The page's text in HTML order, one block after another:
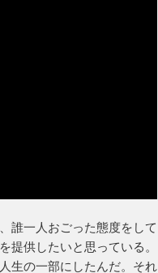
誰一人おごった態度をして
供したいと思っている。
生の一部にしたんだ。それ